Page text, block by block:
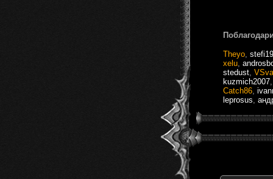
Theyo
xelu
stedust
kuzmich2007
Catch86
leprosus